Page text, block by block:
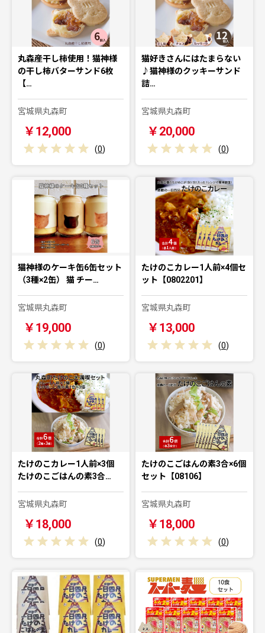
丸森産干し柿使用！猫神様
の干し柿バターサンド6枚
【…
宮城県丸森町
￥12,000
(0)
猫好きさんにはたまらない
♪猫神様のクッキーサンド
詰…
宮城県丸森町
￥20,000
(0)
猫神様のケーキ缶6缶セット
（3種×2缶） 猫 チー…
宮城県丸森町
￥19,000
(0)
たけのこカレー1人前×4個セ
ット【0802201】
宮城県丸森町
￥13,000
(0)
たけのこカレー1人前×3個
たけのこごはんの素3合…
宮城県丸森町
￥18,000
(0)
たけのこごはんの素3合×6個
セット【08106】
宮城県丸森町
￥18,000
(0)